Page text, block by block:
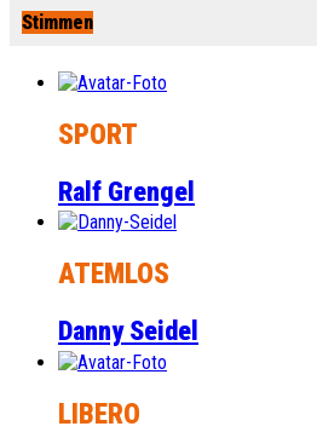
Stimmen
SPORT
Ralf Grengel
ATEMLOS
Danny Seidel
LIBERO